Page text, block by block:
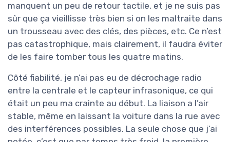
manquent un peu de retour tactile, et je ne suis pas
sûr que ça vieillisse très bien si on les maltraite dans
un trousseau avec des clés, des pièces, etc. Ce n’est
pas catastrophique, mais clairement, il faudra éviter
de les faire tomber tous les quatre matins.
Côté fiabilité, je n’ai pas eu de décrochage radio
entre la centrale et le capteur infrasonique, ce qui
était un peu ma crainte au début. La liaison a l’air
stable, même en laissant la voiture dans la rue avec
des interférences possibles. La seule chose que j’ai